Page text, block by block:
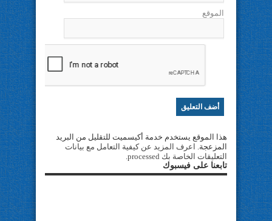
الموقع
هذا الموقع يستخدم خدمة أكيسميت للتقليل من البريد
المزعجة. اعرف المزيد عن كيفية التعامل مع بيانات
التعليقات الخاصة بك processed
.
تابعنا على فيسبوك